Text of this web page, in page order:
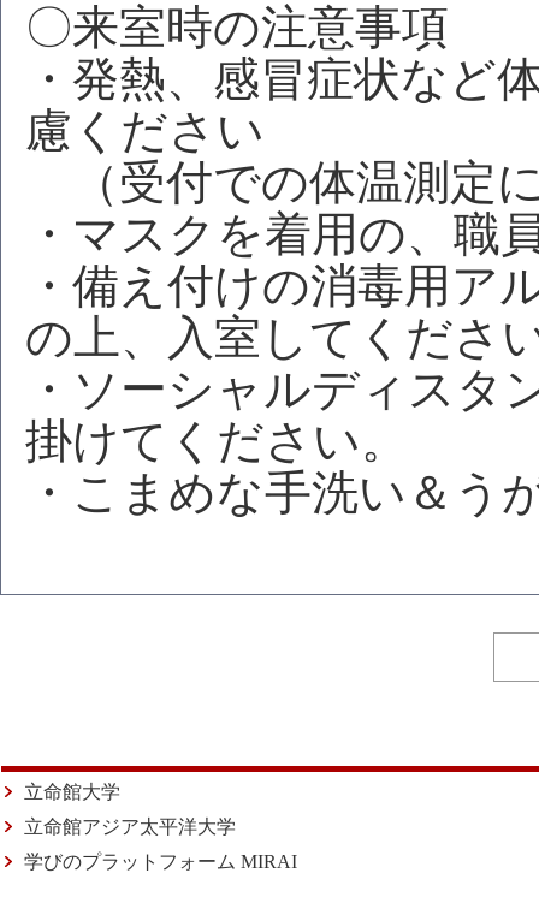
〇来室時の注意事項
・発熱、感冒症状など
慮ください
（受付での体温測定
・マスクを着用の、職
・備え付けの消毒用ア
の上、入室してくださ
・ソーシャルディスタ
掛けてください。
・こまめな手洗い＆う
立命館大学
立命館アジア太平洋大学
学びのプラットフォーム MIRAI